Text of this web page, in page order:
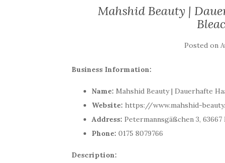
Mahshid Beauty |
Posted on
Business Information:
Name: Mahshid Beauty | Dauerhafte
Website: https://www.mahshid-
Address: Petermannsgäßchen 3, 63667
Phone: 0175 8079766
Description: